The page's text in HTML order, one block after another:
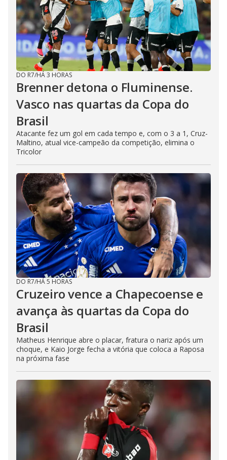
DO R7/HÁ 3 HORAS
Brenner detona o Fluminense.
Vasco nas quartas da Copa do
Brasil
Atacante fez um gol em cada tempo e, com o 3 a 1, Cruz-
Maltino, atual vice-campeão da competição, elimina o
Tricolor
DO R7/HÁ 5 HORAS
Cruzeiro vence a Chapecoense e
avança às quartas da Copa do
Brasil
Matheus Henrique abre o placar, fratura o nariz após um
choque, e Kaio Jorge fecha a vitória que coloca a Raposa
na próxima fase